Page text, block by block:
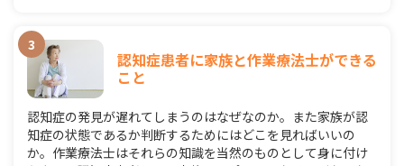
認知症患者に家族と作業療法士ができる
こと
認知症の発見が遅れてしまうのはなぜなのか。また家族が認
知症の状態であるか判断するためにはどこを見ればいいの
か。作業療法士はそれらの知識を当然のものとして身に付け